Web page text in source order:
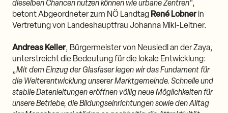
dieselben Chancen nutzen können wie urbane Zentren“,
betont Abgeordneter zum NÖ Landtag René Lobnerin
Vertretung von Landeshauptfrau Johanna Mikl-Leitner.
Andreas Keller, Bürgermeister von Neusiedl an der Zaya,
unterstreicht die Bedeutung für die lokale Entwicklung:
„Mit dem Einzug der Glasfaser legen wir das Fundament für
die Weiterentwicklung unserer Marktgemeinde. Schnelle und
stabile Datenleitungen eröffnen völlig neue Möglichkeiten für
unsere Betriebe, die Bildungseinrichtungen sowie den Alltag